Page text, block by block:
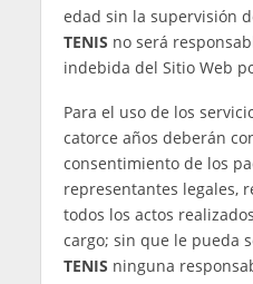
de operaciones. Puede
acerca de estas
nuestraPolítica de
En el caso de que fuese
transferencia
TENISse compromete al
medidas técnicas y
perjuicio de las
normativa vigente en
datos